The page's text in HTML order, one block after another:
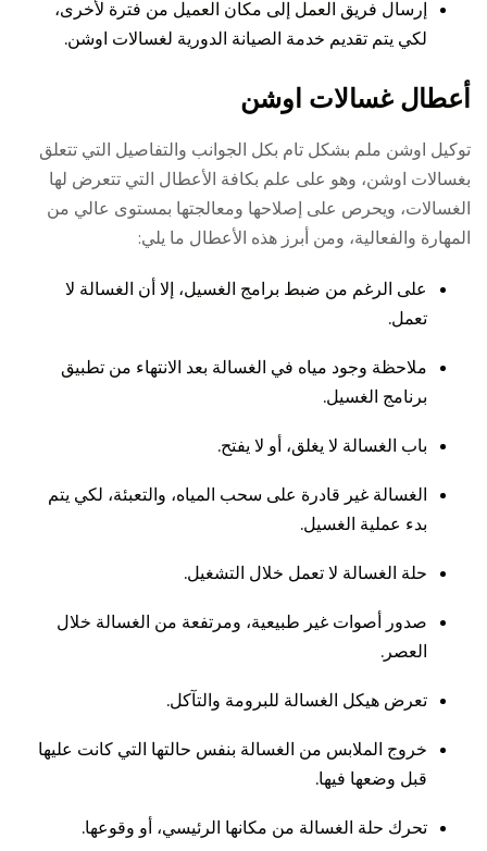
إرسال فريق العمل إلى مكان العميل من فترة لأخرى،
لكي يتم تقديم خدمة الصيانة الدورية لغسالات اوشن.
أعطال غسالات اوشن
توكيل اوشن ملم بشكل تام بكل الجوانب والتفاصيل التي تتعلق
بغسالات اوشن، وهو على علم بكافة الأعطال التي تتعرض لها
الغسالات، ويحرص على إصلاحها ومعالجتها بمستوى عالي من
المهارة والفعالية، ومن أبرز هذه الأعطال ما يلي:
على الرغم من ضبط برامج الغسيل، إلا أن الغسالة لا
تعمل.
ملاحظة وجود مياه في الغسالة بعد الانتهاء من تطبيق
برنامج الغسيل.
باب الغسالة لا يغلق، أو لا يفتح.
الغسالة غير قادرة على سحب المياه، والتعبئة، لكي يتم
بدء عملية الغسيل.
حلة الغسالة لا تعمل خلال التشغيل.
صدور أصوات غير طبيعية، ومرتفعة من الغسالة خلال
العصر.
تعرض هيكل الغسالة للبرومة والتآكل.
خروج الملابس من الغسالة بنفس حالتها التي كانت عليها
قبل وضعها فيها.
تحرك حلة الغسالة من مكانها الرئيسي، أو وقوعها.